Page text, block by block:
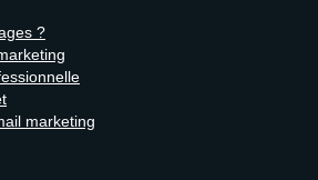
?
marketing